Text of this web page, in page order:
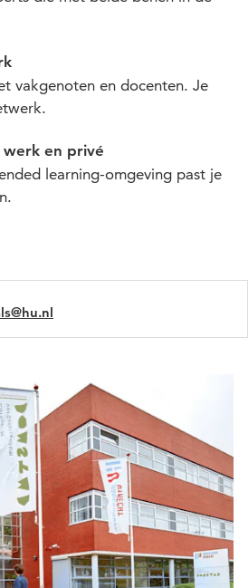
vakgenoten en docenten. Je
en privé
learning-omgeving past je